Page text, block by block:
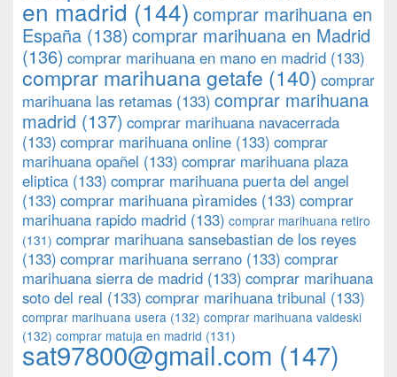
en madrid (144) comprar marihuana en
España (138) comprar marihuana en Madrid
(136) comprar marihuana en mano en madrid (133)
comprar marihuana getafe (140) comprar
marihuana las retamas (133) comprar marihuana
madrid (137) comprar marihuana navacerrada
(133) comprar marihuana online (133) comprar
marihuana opañel (133) comprar marihuana plaza
eliptica (133) comprar marihuana puerta del angel
(133) comprar marihuana pìramides (133) comprar
marihuana rapido madrid (133) comprar marihuana retiro
(131) comprar marihuana sansebastian de los reyes
(133) comprar marihuana serrano (133) comprar
marihuana sierra de madrid (133) comprar marihuana
soto del real (133) comprar marihuana tribunal (133)
comprar marihuana usera (132) comprar marihuana valdeski
(132) comprar matuja en madrid (131)
sat97800@gmail.com (147)